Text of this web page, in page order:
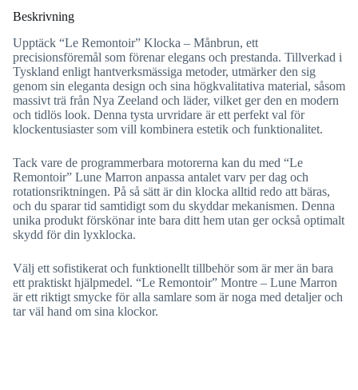
Beskrivning
Upptäck “Le Remontoir” Klocka – Månbrun, ett
precisionsföremål som förenar elegans och prestanda. Tillverkad i
Tyskland enligt hantverksmässiga metoder, utmärker den sig
genom sin eleganta design och sina högkvalitativa material, såsom
massivt trä från Nya Zeeland och läder, vilket ger den en modern
och tidlös look. Denna tysta urvridare är ett perfekt val för
klockentusiaster som vill kombinera estetik och funktionalitet.
Tack vare de programmerbara motorerna kan du med “Le
Remontoir” Lune Marron anpassa antalet varv per dag och
rotationsriktningen. På så sätt är din klocka alltid redo att bäras,
och du sparar tid samtidigt som du skyddar mekanismen. Denna
unika produkt förskönar inte bara ditt hem utan ger också optimalt
skydd för din lyxklocka.
Välj ett sofistikerat och funktionellt tillbehör som är mer än bara
ett praktiskt hjälpmedel. “Le Remontoir” Montre – Lune Marron
är ett riktigt smycke för alla samlare som är noga med detaljer och
tar väl hand om sina klockor.